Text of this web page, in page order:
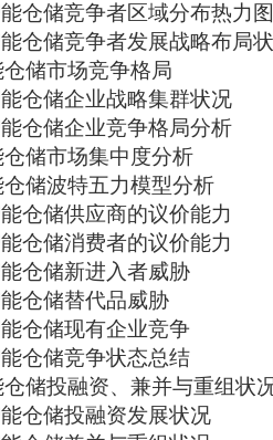
仓储竞争者区域分布热力图
仓储竞争者发展战略布局
储市场竞争格局
仓储企业战略集群状况
仓储企业竞争格局分析
储市场集中度分析
储波特五力模型分析
仓储供应商的议价能力
仓储消费者的议价能力
仓储新进入者威胁
仓储替代品威胁
仓储现有企业竞争
仓储竞争状态总结
储投融资、兼并与重组状
仓储投融资发展状况